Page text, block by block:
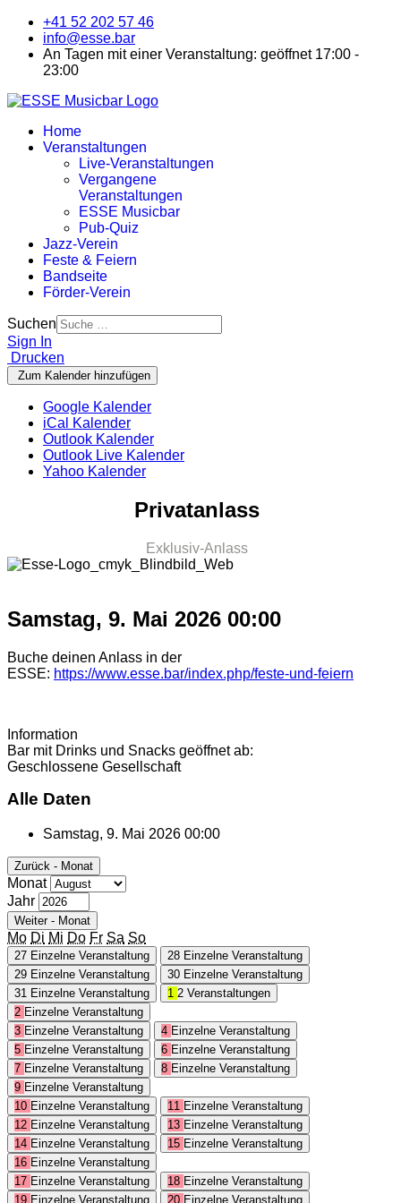
+41 52 202 57 46
info@esse.bar
An Tagen mit einer Veranstaltung: geöffnet 17:00 -
23:00
Home
Veranstaltungen
Live-Veranstaltungen
Vergangene
Veranstaltungen
ESSE Musicbar
Pub-Quiz
Jazz-Verein
Feste & Feiern
Bandseite
Förder-Verein
Suchen
Sign In
Drucken
Zum Kalender hinzufügen
Google Kalender
iCal Kalender
Outlook Kalender
Outlook Live Kalender
Yahoo Kalender
Privatanlass
Exklusiv-Anlass
Samstag, 9. Mai 2026 00:00
Buche deinen Anlass in der
ESSE: https://www.esse.bar/index.php/feste-und-feiern
Information
Bar mit Drinks und Snacks geöffnet ab:
Geschlossene Gesellschaft
Alle Daten
Samstag, 9. Mai 2026 00:00
Zurück - Monat
Monat
Jahr
Weiter - Monat
Mo Di Mi Do Fr Sa So
27 Einzelne Veranstaltung 28 Einzelne Veranstaltung
29 Einzelne Veranstaltung 30 Einzelne Veranstaltung
31 Einzelne Veranstaltung 1 2 Veranstaltungen
2 Einzelne Veranstaltung
3 Einzelne Veranstaltung 4 Einzelne Veranstaltung
5 Einzelne Veranstaltung 6 Einzelne Veranstaltung
7 Einzelne Veranstaltung 8 Einzelne Veranstaltung
9 Einzelne Veranstaltung
10 Einzelne Veranstaltung 11 Einzelne Veranstaltung
12 Einzelne Veranstaltung 13 Einzelne Veranstaltung
14 Einzelne Veranstaltung 15 Einzelne Veranstaltung
16 Einzelne Veranstaltung
17 Einzelne Veranstaltung 18 Einzelne Veranstaltung
19 Einzelne Veranstaltung 20 Einzelne Veranstaltung